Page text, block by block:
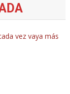
vez vaya más